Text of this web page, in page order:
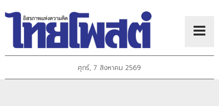
ศุกร์, 7 สิงหาคม 2569